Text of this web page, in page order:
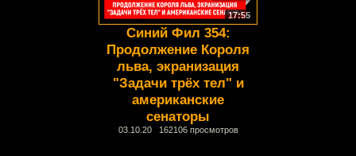
17:55
Синий Фил 354:
Продолжение Короля
льва, экранизация
"Задачи трёх тел" и
американские
сенаторы
03.10.20 162106 просмотров